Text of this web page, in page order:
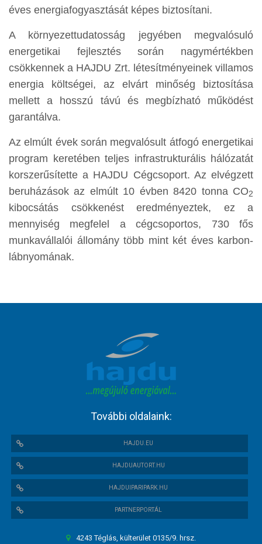
éves energiafogyasztását képes biztosítani.
A környezettudatosság jegyében megvalósuló
energetikai fejlesztés során nagymértékben
csökkennek a HAJDU Zrt. létesítményeinek villamos
energia költségei, az elvárt minőség biztosítása
mellett a hosszú távú és megbízható működést
garantálva.
Az elmúlt évek során megvalósult átfogó energetikai
program keretében teljes infrastrukturális hálózatát
korszerűsítette a HAJDU Cégcsoport. Az elvégzett
beruházások az elmúlt 10 évben 8420 tonna CO2
kibocsátás csökkenést eredményeztek, ez a
mennyiség megfelel a cégcsoportos, 730 fős
munkavállalói állomány több mint két éves karbon-
lábnyomának.
További oldalaink:
HAJDU.EU
HAJDUAUTORT.HU
HAJDUIPARIPARK.HU
PARTNERPORTÁL
4243 Téglás, külterület 0135/9. hrsz.